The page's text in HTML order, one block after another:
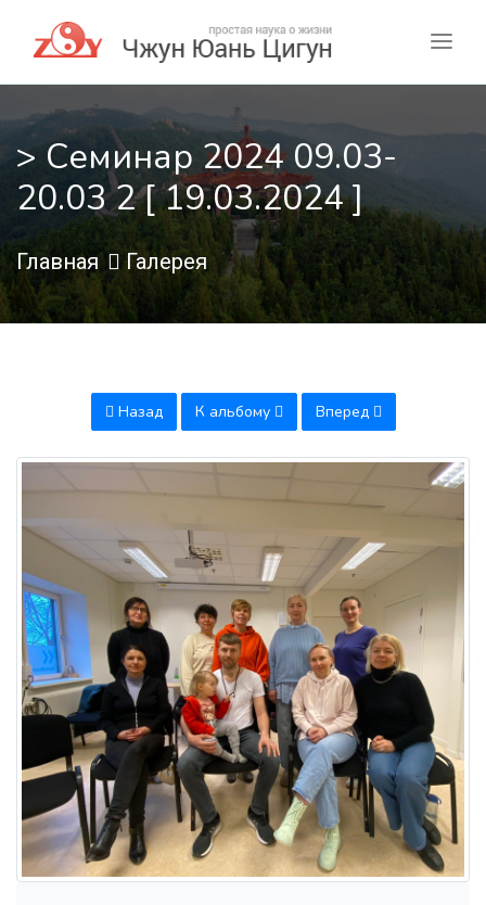
> Семинар 2024 09.03-
20.03 2 [ 19.03.2024 ]
Главная Галерея
Назад К альбому Вперед